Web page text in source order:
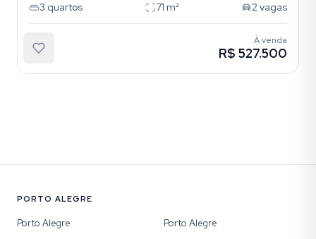
3 quartos 71 m² 2vagas
À venda
R$ 527.500
PORTO ALEGRE
Porto Alegre
Porto Alegre